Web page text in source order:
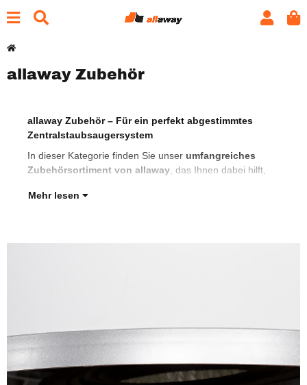
allaway Zubehör
allaway Zubehör – Für ein perfekt abgestimmtes
Zentralstaubsaugersystem
In dieser Kategorie finden Sie unser umfangreiches
Zubehörsortiment von allaway , das Ihnen dabei hilft,
Mehr lesen